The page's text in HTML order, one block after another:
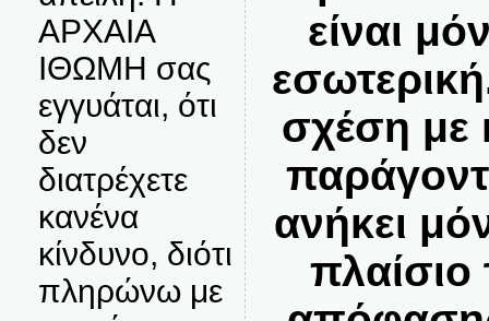
ΑΡΧΑΙΑ
ΙΘΩΜΗ σας
εγγυάται, ότι
δεν
διατρέχετε
κανένα
κίνδυνο, διότι
πληρώνω με
είναι
σχέση με
ανήκει
πλαίσιο